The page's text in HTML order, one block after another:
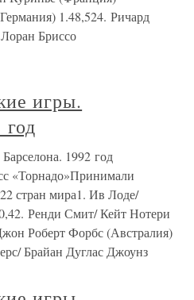
1.48,524. Ричард
Бриссо
игры.
1992 год
стран мира1. Ив Лоде/
Ренди Смит/ Кейт Нотери
Роберт Форбс (Австралия)
Брайан Дуглас Джоунз